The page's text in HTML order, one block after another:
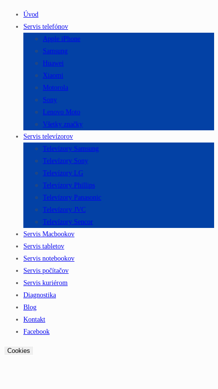
Úvod
Servis telefónov
Apple iPhone
Samsung
Huawei
Xiaomi
Motorola
Sony
Lenovo Moto
Všetky značky
Servis televízorov
Televízory Samsung
Televízory Sony
Televízory LG
Televízory Phillips
Televízory Panasonic
Televízory JVC
Televízory Sencor
Servis Macbookov
Servis tabletov
Servis notebookov
Servis počítačov
Servis kuriérom
Diagnostika
Blog
Kontakt
Facebook
Cookies